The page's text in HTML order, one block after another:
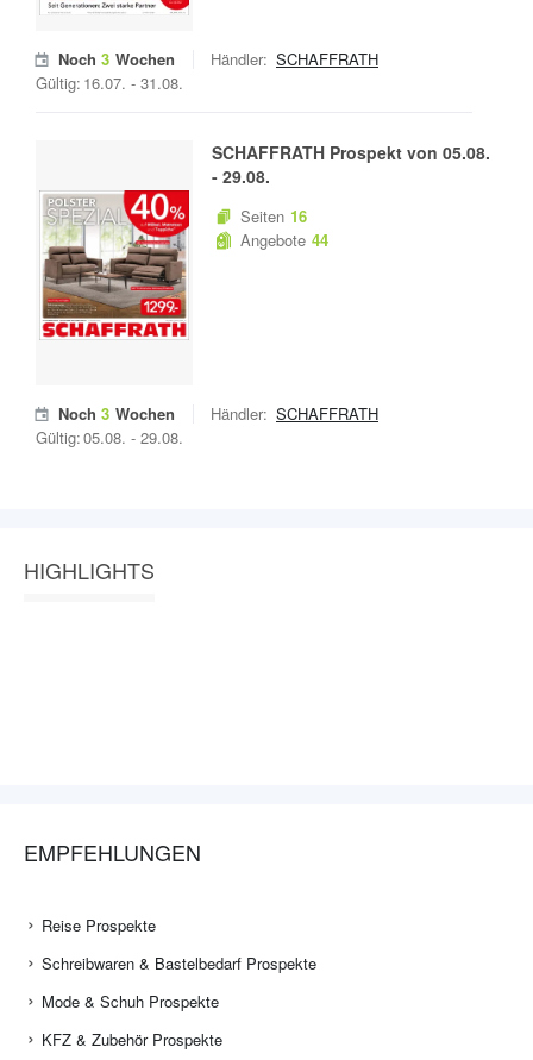
Noch 3 Wochen
Gültig: 16.07. - 31.08.
Händler: SCHAFFRATH
SCHAFFRATH Prospekt von 05.08.
- 29.08.
Seiten 16
Angebote 44
Noch 3 Wochen
Gültig:05.08. - 29.08.
Händler: SCHAFFRATH
HIGHLIGHTS
EMPFEHLUNGEN
Reise Prospekte
Schreibwaren & Bastelbedarf Prospekte
Mode & Schuh Prospekte
KFZ & Zubehör Prospekte